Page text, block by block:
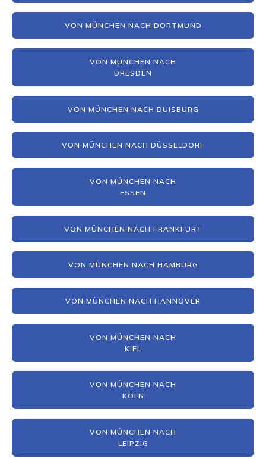
VON MÜNCHEN NACH DORTMUND
VON MÜNCHEN NACH
DRESDEN
VON MÜNCHEN NACH DUISBURG
VON MÜNCHEN NACH DÜSSELDORF
VON MÜNCHEN NACH
ESSEN
VON MÜNCHEN NACH FRANKFURT
VON MÜNCHEN NACH HAMBURG
VON MÜNCHEN NACH HANNOVER
VON MÜNCHEN NACH
KIEL
VON MÜNCHEN NACH
KÖLN
VON MÜNCHEN NACH
LEIPZIG